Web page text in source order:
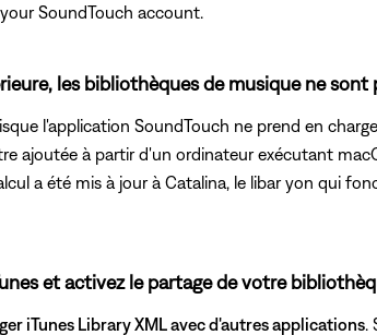
SoundTouch account.
les bibliothèques de musique ne sont
l'application SoundTouch ne prend en
ajoutée à partir d'un ordinateur exécutant
a été mis à jour à Catalina, le libar yon qui
et activez le partage de votre
iTunes Library XML avec d'autres applications